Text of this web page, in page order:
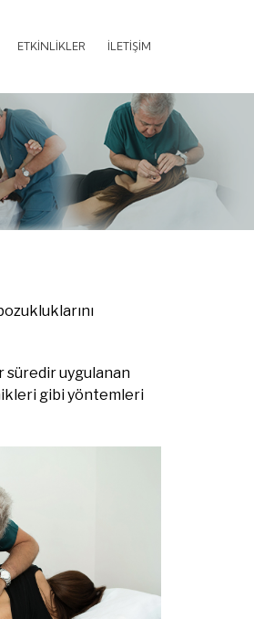
ETKİNLİKLER İLETİŞİM
süredir uygulanan
gibi yöntemleri